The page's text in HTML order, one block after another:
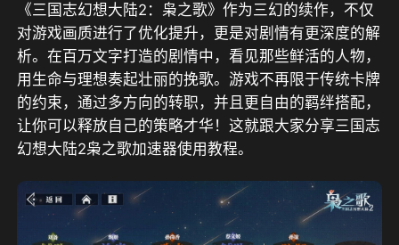
《三国志幻想大陆2：枭之歌》作为三幻的续作，不仅
对游戏画质进行了优化提升，更是对剧情有更深度的解
析。在百万文字打造的剧情中，看见那些鲜活的人物，
用生命与理想奏起壮丽的挽歌。游戏不再限于传统卡牌
的约束，通过多方向的转职，并且更自由的羁绊搭配，
让你可以释放自己的策略才华！这就跟大家分享三国志
幻想大陆2枭之歌加速器使用教程。